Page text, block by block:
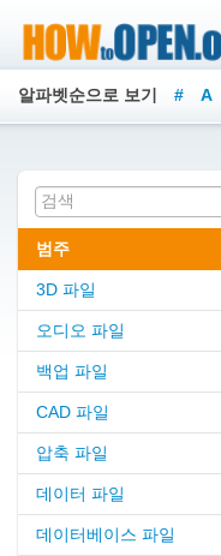
알파벳순으로 보기 # A
범주
3D 파일
오디오 파일
백업 파일
CAD 파일
압축 파일
데이터 파일
데이터베이스 파일